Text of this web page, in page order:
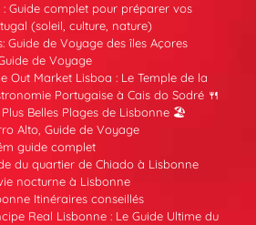
Guide complet pour préparer vos
(soleil, culture, nature)
Guide de Voyage des îles Açores
de Voyage
Out Market Lisboa : Le Temple de la
Portugaise à Cais do Sodré 🍴
Plus Belles Plages de Lisbonne 🏖️
Alto, Guide de Voyage
guide complet
du quartier de Chiado à Lisbonne
nocturne à Lisbonne
Itinéraires conseillés
Real Lisbonne : Le Guide Ultime du